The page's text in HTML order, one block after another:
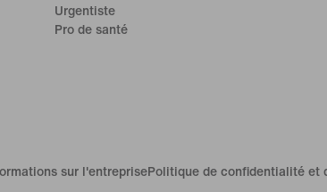
Urgentiste
Pro de santé
sur l'entreprisePolitique de confidentialité et